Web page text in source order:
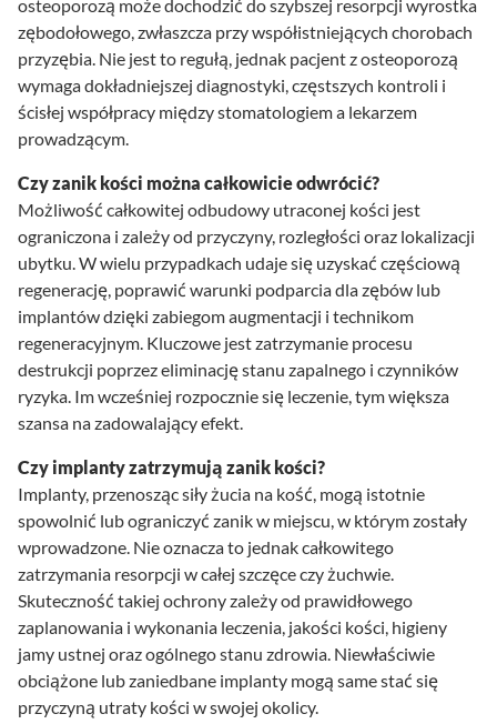
osteoporozą może dochodzić do szybszej resorpcji wyrostka
zębodołowego, zwłaszcza przy współistniejących chorobach
przyzębia. Nie jest to regułą, jednak pacjent z osteoporozą
wymaga dokładniejszej diagnostyki, częstszych kontroli i
ścisłej współpracy między stomatologiem a lekarzem
prowadzącym.
Czy zanik kości można całkowicie odwrócić?
Możliwość całkowitej odbudowy utraconej kości jest
ograniczona i zależy od przyczyny, rozległości oraz lokalizacji
ubytku. W wielu przypadkach udaje się uzyskać częściową
regenerację, poprawić warunki podparcia dla zębów lub
implantów dzięki zabiegom augmentacji i technikom
regeneracyjnym. Kluczowe jest zatrzymanie procesu
destrukcji poprzez eliminację stanu zapalnego i czynników
ryzyka. Im wcześniej rozpocznie się leczenie, tym większa
szansa na zadowalający efekt.
Czy implanty zatrzymują zanik kości?
Implanty, przenosząc siły żucia na kość, mogą istotnie
spowolnić lub ograniczyć zanik w miejscu, w którym zostały
wprowadzone. Nie oznacza to jednak całkowitego
zatrzymania resorpcji w całej szczęce czy żuchwie.
Skuteczność takiej ochrony zależy od prawidłowego
zaplanowania i wykonania leczenia, jakości kości, higieny
jamy ustnej oraz ogólnego stanu zdrowia. Niewłaściwie
obciążone lub zaniedbane implanty mogą same stać się
przyczyną utraty kości w swojej okolicy.